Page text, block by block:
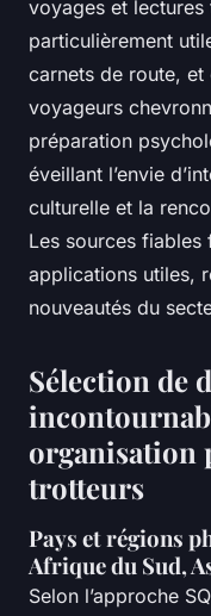
voyages et lectures
particulièrement
carnets de route,
voyageurs
préparation
éveillant l’envie
culturelle et la
Les sources fiables
applications utiles,
nouveautés du
Sélection de
organisation
trotteurs
Pays et régions
Afrique du Sud,
Selon l’approche